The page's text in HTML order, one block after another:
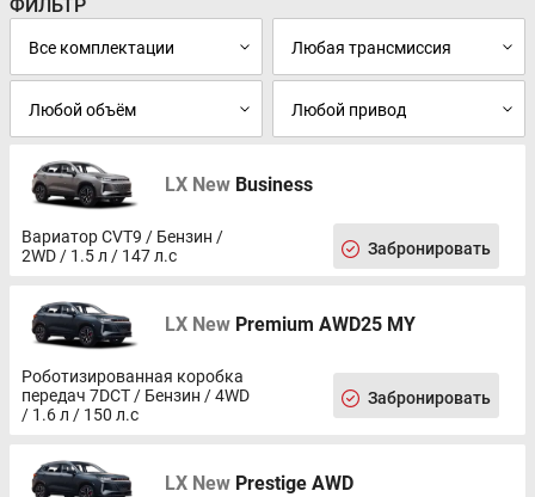
ФИЛЬТР
LX New Business
Вариатор CVT9 / Бензин /
2WD / 1.5 л / 147 л.с
Забронировать
LX New Premium AWD25 MY
Роботизированная коробка
передач 7DCT / Бензин / 4WD
/ 1.6 л / 150 л.с
Забронировать
LX New Prestige AWD